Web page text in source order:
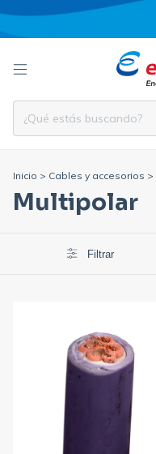
Inicio > Cables y accesorios >
Multipolar
Filtrar